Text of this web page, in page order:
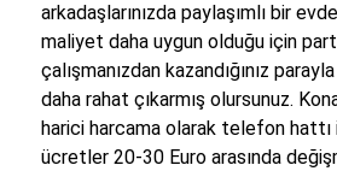
arkadaşlarınızda paylaşımlı bir
maliyet daha uygun olduğu için
çalışmanızdan kazandığınız
daha rahat çıkarmış olursunuz.
harici harcama olarak telefon hattı
ücretler 20-30 Euro arasında